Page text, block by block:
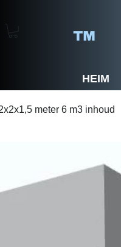
™
HEIM
meter 6 m3 inhoud